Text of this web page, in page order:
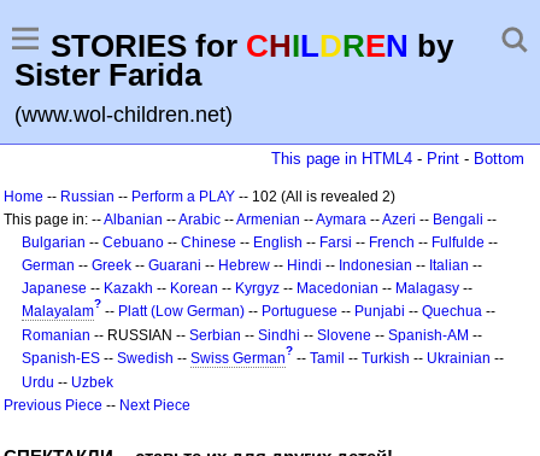
STORIES for CHILDREN by
Sister Farida
(www.wol-children.net)
This page in HTML4 - Print - Bottom
Home -- Russian -- Perform a PLAY -- 102 (All is revealed 2)
This page in: --Albanian --Arabic --Armenian --Aymara --Azeri -- Bengali --
Bulgarian -- Cebuano -- Chinese -- English -- Farsi -- French -- Fulfulde --
German -- Greek -- Guarani -- Hebrew -- Hindi -- Indonesian -- Italian --
Japanese -- Kazakh -- Korean -- Kyrgyz -- Macedonian -- Malagasy --
Malayalam? -- Platt (Low German) -- Portuguese -- Punjabi -- Quechua --
Romanian -- RUSSIAN -- Serbian -- Sindhi -- Slovene -- Spanish-AM --
Spanish-ES -- Swedish -- Swiss German? -- Tamil -- Turkish -- Ukrainian --
Urdu -- Uzbek
Previous Piece -- Next Piece